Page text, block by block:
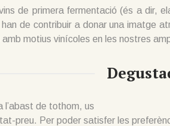
de primera fermentació (és a dir,
de contribuir a donar una imatge
motius vinícoles en les nostres
l’abast de tothom, us
preu. Per poder satisfer les